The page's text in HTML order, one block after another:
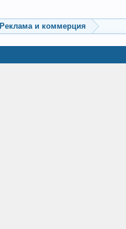
Реклама и коммерция